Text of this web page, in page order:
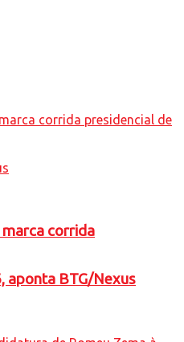
corrida
aponta BTG/Nexus